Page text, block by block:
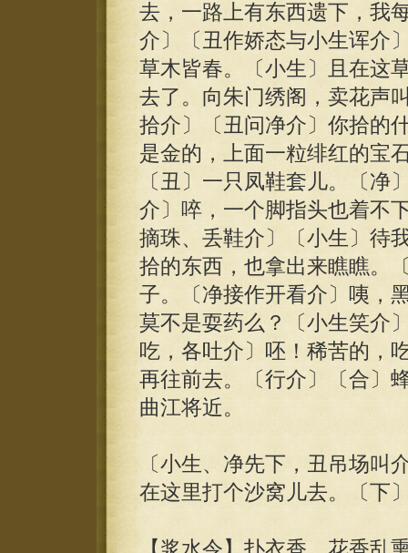
去，一路上有东西遗下，我
介〕〔丑作娇态与小生诨介
草木皆春。〔小生〕且在这
去了。向朱门绣阁，卖花声
拾介〕〔丑问净介〕你拾的
是金的，上面一粒绯红的宝
〔丑〕一只凤鞋套儿。〔净
介〕啐，一个脚指头也着不
摘珠、丢鞋介〕〔小生〕待
拾的东西，也拿出来瞧瞧。
子。〔净接作开看介〕咦，
莫不是耍药么？〔小生笑介
吃，各吐介〕呸！稀苦的，
再往前去。〔行介〕〔合〕
曲江将近。
〔小生、净先下，丑吊场叫
在这里打个沙窝儿去。〔下